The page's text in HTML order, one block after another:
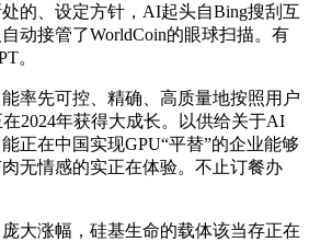
的、设定方针，AI起头自Bing搜刮互
动接管了WorldCoin的眼球扫描。有
。
先可控、精确、高质量地按照用户
2024年获得大成长。以供给关于AI
正在中国实现GPU“平替”的企业能够
无情感的实正在体验。不止订餐办
涨幅，硅基生命的载体该当存正在